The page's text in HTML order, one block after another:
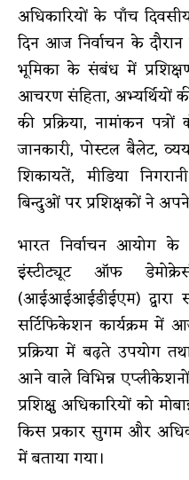
अधिकारियों के पाँच
दिन आज निर्वाचन के
भूमिका के संबंध में
आचरण संहिता, अभ्यर्थियों
की प्रक्रिया, नामांकन
जानकारी, पोस्टल बैलेट,
शिकायतें, मीडिया
बिन्दुओं पर प्रशिक्षकों ने
भारत निर्वाचन आयोग के
इंस्टीट्यूट ऑफ
(आईआईआईडीईएम) द्वारा
सर्टिफिकेशन कार्यक्रम में
प्रक्रिया में बढ़ते उपयोग
आने वाले विभिन्न
प्रशिक्षु अधिकारियों को
किस प्रकार सुगम और
में बताया गया।